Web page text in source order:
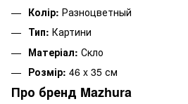
Колір: Разноцветный
Тип: Картини
Матеріал: Скло
Розмір: 46 x 35 см
Про бренд Mazhura